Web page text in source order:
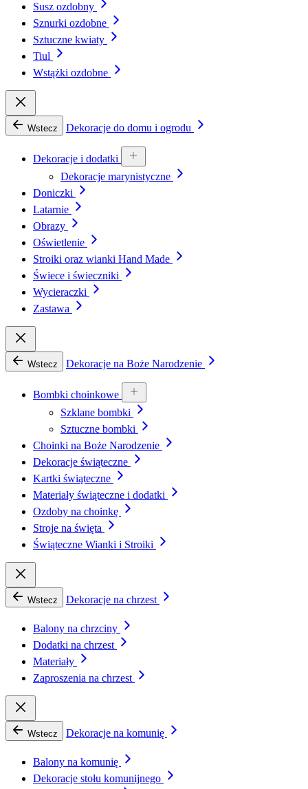
Susz ozdobny
Sznurki ozdobne
Sztuczne kwiaty
Tiul
Wstążki ozdobne
Wstecz Dekoracje do domu i ogrodu
Dekoracje i dodatki
Dekoracje marynistyczne
Doniczki
Latarnie
Obrazy
Oświetlenie
Stroiki oraz wianki Hand Made
Świece i świeczniki
Wycieraczki
Zastawa
Wstecz Dekoracje na Boże Narodzenie
Bombki choinkowe
Szklane bombki
Sztuczne bombki
Choinki na Boże Narodzenie
Dekoracje świąteczne
Kartki świąteczne
Materiały świąteczne i dodatki
Ozdoby na choinkę
Stroje na święta
Świąteczne Wianki i Stroiki
Wstecz Dekoracje na chrzest
Balony na chrzciny
Dodatki na chrzest
Materiały
Zaproszenia na chrzest
Wstecz Dekoracje na komunię
Balony na komunię
Dekoracje stołu komunijnego